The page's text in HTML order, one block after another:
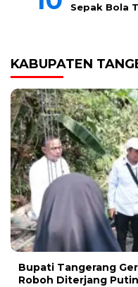
Sepak Bola
KABUPATEN
Bupati Tangerang
Roboh Diterjang